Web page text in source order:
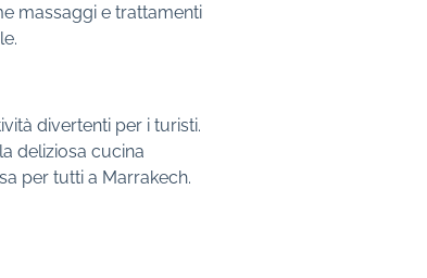
massaggi e trattamenti
divertenti per i turisti.
deliziosa cucina
per tutti a Marrakech.